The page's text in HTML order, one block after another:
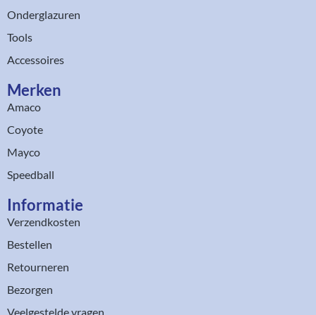
Onderglazuren
Tools
Accessoires
Merken
Amaco
Coyote
Mayco
Speedball
Informatie
Verzendkosten
Bestellen
Retourneren
Bezorgen
Veelgestelde vragen